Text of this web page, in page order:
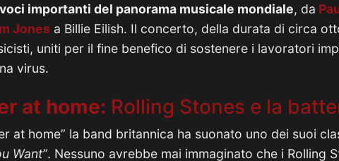
importanti del panorama musicale mondiale, da
Jones a Billie Eilish. Il concerto, della durata di circa
uniti per il fine benefico di sostenere i lavoratori
virus.
at home: Rolling Stones e la
at home” la band britannica ha suonato uno dei suoi
Want”. Nessuno avrebbe mai immaginato che i Rolling